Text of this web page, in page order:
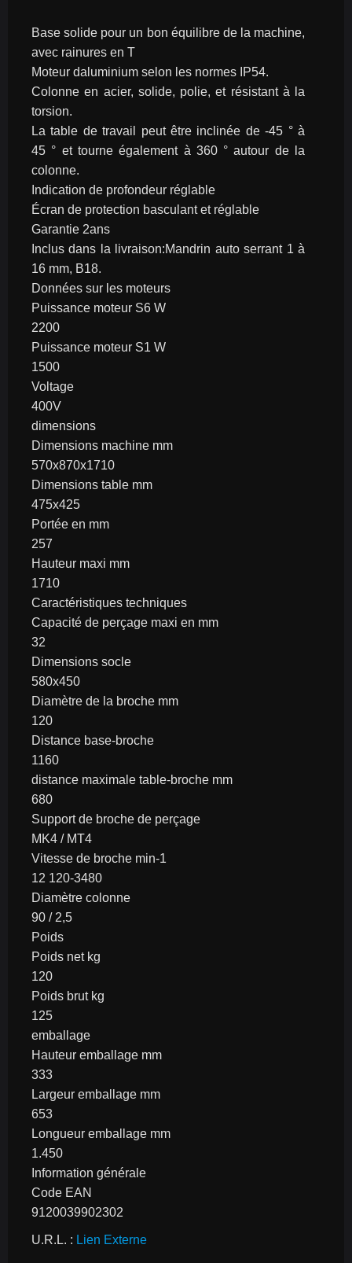
Base solide pour un bon équilibre de la machine,
avec rainures en T
Moteur daluminium selon les normes IP54.
Colonne en acier, solide, polie, et résistant à la
torsion.
La table de travail peut être inclinée de -45 ° à
45 ° et tourne également à 360 ° autour de la
colonne.
Indication de profondeur réglable
Écran de protection basculant et réglable
Garantie 2ans
Inclus dans la livraison:Mandrin auto serrant 1 à
16 mm, B18.
Données sur les moteurs
Puissance moteur S6 W
2200
Puissance moteur S1 W
1500
Voltage
400V
dimensions
Dimensions machine mm
570x870x1710
Dimensions table mm
475x425
Portée en mm
257
Hauteur maxi mm
1710
Caractéristiques techniques
Capacité de perçage maxi en mm
32
Dimensions socle
580x450
Diamètre de la broche mm
120
Distance base-broche
1160
distance maximale table-broche mm
680
Support de broche de perçage
MK4 / MT4
Vitesse de broche min-1
12 120-3480
Diamètre colonne
90 / 2,5
Poids
Poids net kg
120
Poids brut kg
125
emballage
Hauteur emballage mm
333
Largeur emballage mm
653
Longueur emballage mm
1.450
Information générale
Code EAN
9120039902302
U.R.L. : Lien Externe